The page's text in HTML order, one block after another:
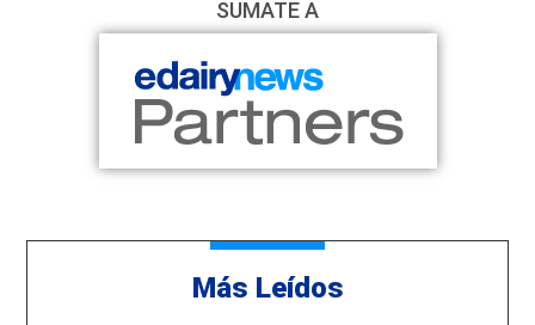
SUMATE A
Más Leídos